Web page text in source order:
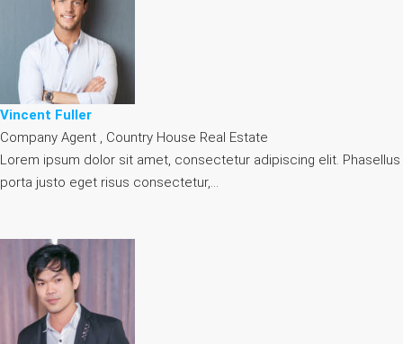
Vincent Fuller
Company Agent , Country House Real Estate
Lorem ipsum dolor sit amet, consectetur adipiscing elit. Phasellus
porta justo eget risus consectetur,…